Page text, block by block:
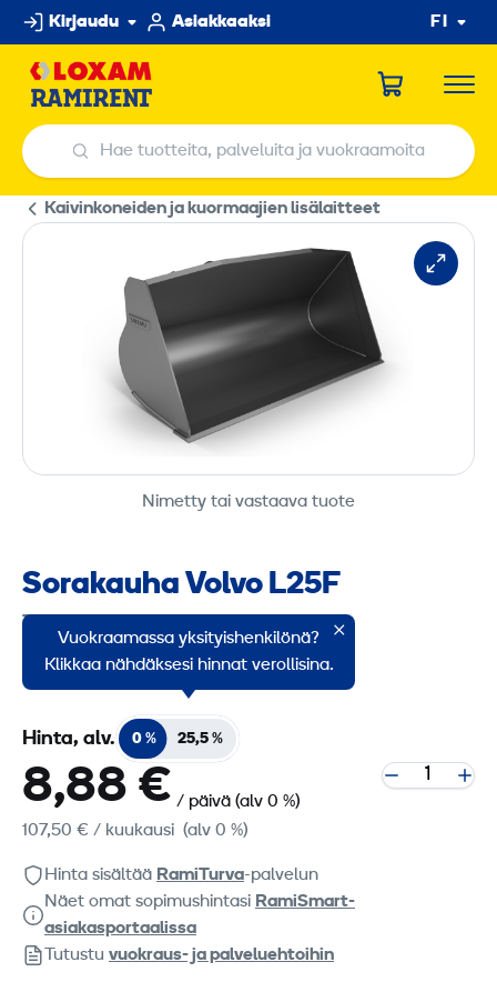
Hyppää
sisältöön
Kirjaudu Asiakkaaksi FI
Hae tuotteita, palveluita ja vuokraamoita
Hae tuotteita, palveluita ja vuokraamoita
Kaivinkoneiden ja kuormaajien lisälaitteet
Nimetty tai vastaava tuote
Sorakauha Volvo L25F
Tuoteryhmäkoodi: 2217135
Sorakauha Volvo L25F kuormaajaan.
Vuokraamassa yksityishenkilönä?
Klikkaa nähdäksesi hinnat verollisina.
Hinta, alv. 0 % 25,5 %
8,88 € / päivä (alv 0 %)
107,50 € / kuukausi (alv 0 %)
Hinta sisältää RamiTurva-palvelun
Näet omat sopimushintasi RamiSmart-
asiakasportaalissa
Tutustu vuokraus- ja palveluehtoihin